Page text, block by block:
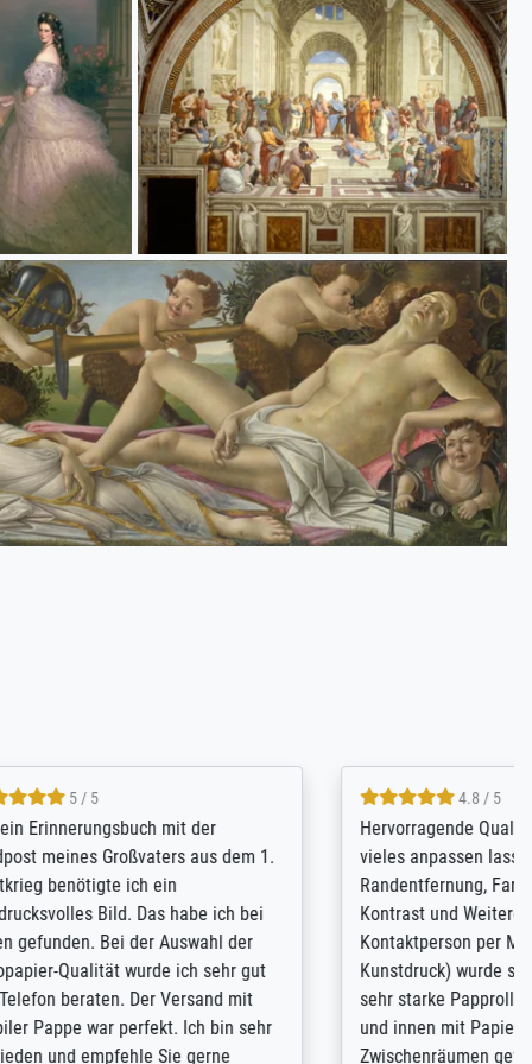
sich
(ein
-
den
der P...
Qualité absolument irréprochable.
Extraordinaire diversité des thèmes
abordés et personnalisation des
demandes (recadrage, réajustement des
couleurs). Relation clientèle parfaite.
Transport, réception sans aucun
problème. Merci à toute l'équipe ! Hervé